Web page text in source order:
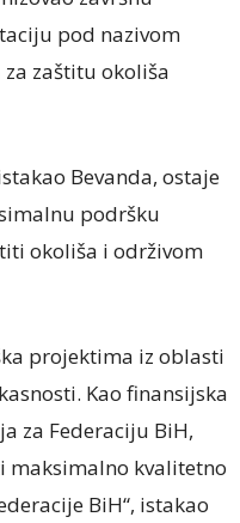
pod nazivom
zaštitu okoliša
Bevanda, ostaje
podršku
okoliša i održivom
projektima iz oblasti
Kao finansijska
za Federaciju BiH,
kvalitetno
BiH“, istakao